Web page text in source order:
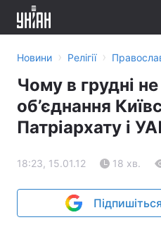
Новини › Релігії ›
Чому в грудні
об’єднання
Патріархату і
18:23, 15.01.12 18 хв.